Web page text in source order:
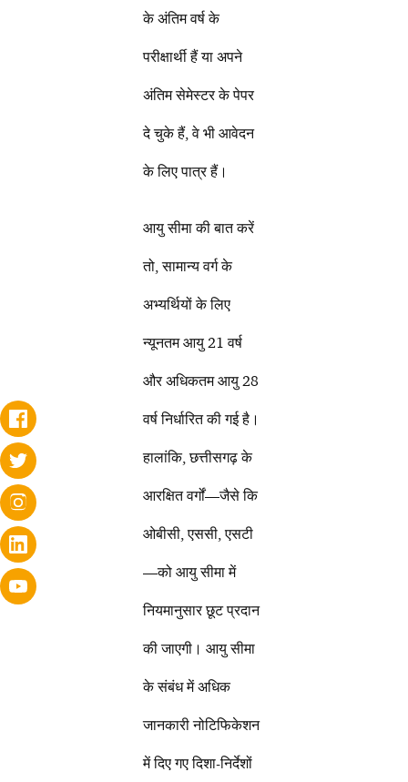
के अंतिम वर्ष के
परीक्षार्थी हैं या अपने
अंतिम सेमेस्टर के पेपर
दे चुके हैं, वे भी आवेदन
के लिए पात्र हैं।
आयु सीमा की बात करें
तो, सामान्य वर्ग के
अभ्यर्थियों के लिए
न्यूनतम आयु 21 वर्ष
और अधिकतम आयु 28
वर्ष निर्धारित की गई है।
हालांकि, छत्तीसगढ़ के
आरक्षित वर्गों—जैसे कि
ओबीसी, एससी, एसटी
—को आयु सीमा में
नियमानुसार छूट प्रदान
की जाएगी। आयु सीमा
के संबंध में अधिक
जानकारी नोटिफिकेशन
में दिए गए दिशा-निर्देशों